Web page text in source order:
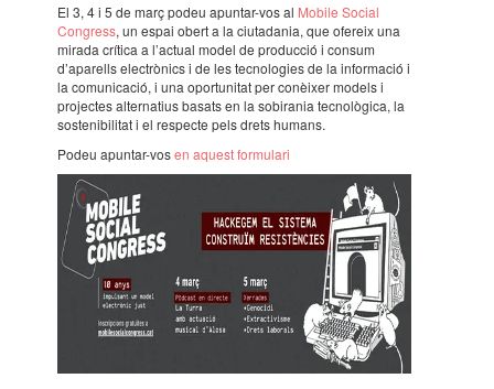
El 3, 4 i 5 de març podeu apun­tar-vos al Mobile Social
Congress, un espai obert a la ciuta­da­nia, que ofereix una
mirada crítica a l’ac­tual model de produc­ció i consum
d’apa­rells elec­trò­nics i de les tecno­lo­gies de la infor­ma­ció i
la comu­ni­ca­ció, i una opor­tu­ni­tat per conèi­xer models i
projec­tes alter­na­tius basats en la sobi­ra­nia tecno­lò­gica, la
soste­ni­bi­li­tat i el respecte pels drets humans.
Podeu apun­tar-vosen aquest formu­lari